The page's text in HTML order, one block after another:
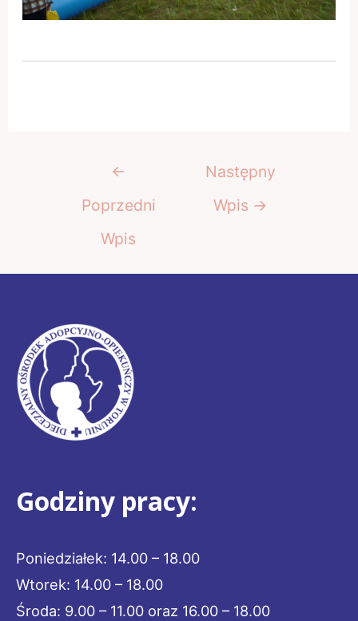
Nawigacja←
Poprzedni
Wpis
Następny
Wpis →
Godziny pracy:
Poniedziałek: 14.00 – 18.00
Wtorek: 14.00 – 18.00
Środa: 9.00 – 11.00 oraz 16.00 – 18.00